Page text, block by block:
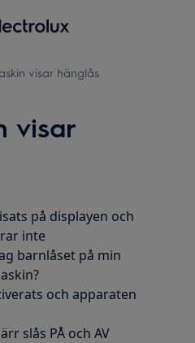
visar hänglås
visar
på displayen och
inte
barnlåset på min
och apparaten
slås PÅ och AV